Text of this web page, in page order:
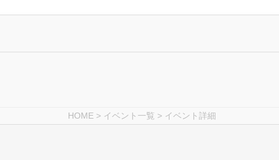
HOME > イベント一覧 > イベント詳細